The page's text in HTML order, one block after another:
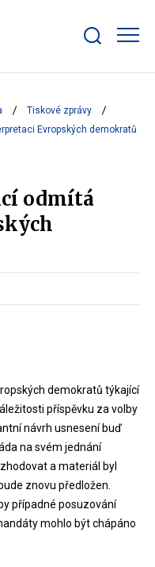
bar
Tiskové zprávy
Evropských demokratů
odmítá
demokratů týkající
příspěvku za volby
návrh usnesení buď
na svém jednání
a materiál byl
znovu předložen.
případné posuzování
mohlo být chápáno